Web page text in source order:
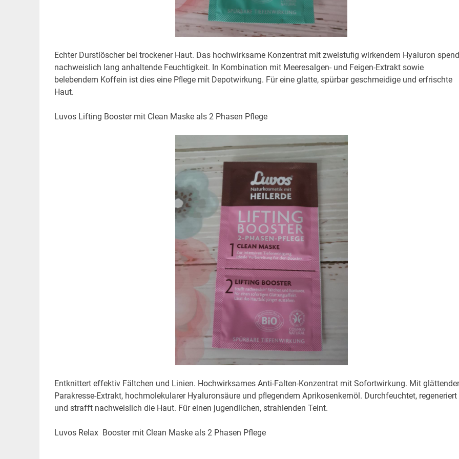
Echter Durstlöscher bei trockener Haut. Das hochwirksame Konzentrat mit zweistuﬁg wirkendem Hyaluron
nachweislich lang anhaltende Feuchtigkeit. In Kombination mit Meeresalgen- und Feigen-Extrakt sowie
belebendem Koffein ist dies eine Pﬂege mit Depotwirkung. Für eine glatte, spürbar geschmeidige und erfrischte
Haut.
Luvos Lifting Booster mit Clean Maske als 2 Phasen Pflege
Entknittert effektiv Fältchen und Linien. Hochwirksames Anti-Falten-Konzentrat mit Sofortwirkung. Mit
Parakresse-Extrakt, hochmolekularer Hyaluronsäure und pﬂegendem Aprikosenkernöl. Durchfeuchtet, regeneriert
und strafft nachweislich die Haut. Für einen jugendlichen, strahlenden Teint.
Luvos Relax Booster mit Clean Maske als 2 Phasen Pflege